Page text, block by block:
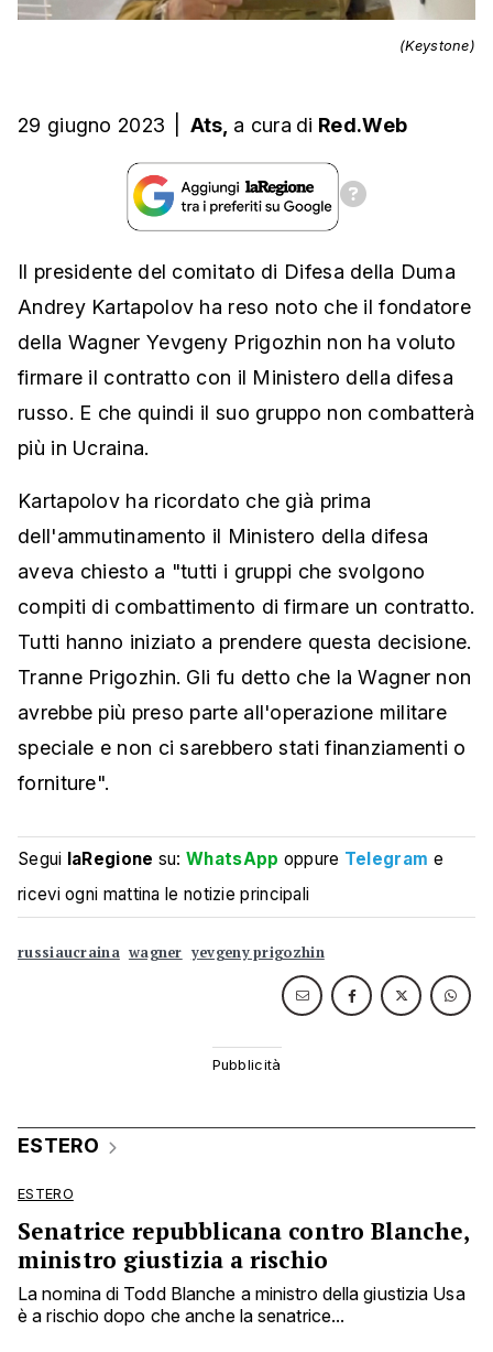
(Keystone)
29 giugno 2023 Ats, a cura di Red.Web
Il presidente del comitato di Difesa della Duma
Andrey Kartapolov ha reso noto che il fondatore
della Wagner Yevgeny Prigozhin non ha voluto
firmare il contratto con il Ministero della difesa
russo. E che quindi il suo gruppo non combatterà
più in Ucraina.
Kartapolov ha ricordato che già prima
dell'ammutinamento il Ministero della difesa
aveva chiesto a "tutti i gruppi che svolgono
compiti di combattimento di firmare un contratto.
Tutti hanno iniziato a prendere questa decisione.
Tranne Prigozhin. Gli fu detto che la Wagner non
avrebbe più preso parte all'operazione militare
speciale e non ci sarebbero stati finanziamenti o
forniture".
Segui laRegione su:WhatsApp oppure Telegram e
ricevi ogni mattina le notizie principali
russiaucraina wagner yevgeny prigozhin
ESTERO
ESTERO
Senatrice repubblicana contro Blanche,
ministro giustizia a rischio
La nomina di Todd Blanche a ministro della giustizia Usa
è a rischio dopo che anche la senatrice...